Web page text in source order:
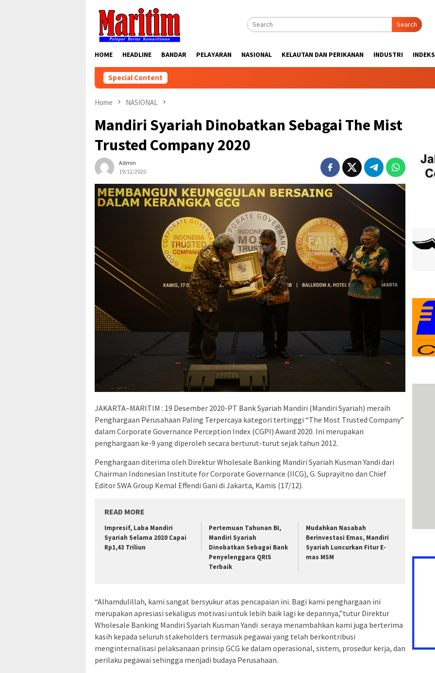
content
Search
HOME HEADLINE BANDAR PELAYARAN NASIONAL KELAUTAN DAN PERIKANAN INDUSTRI INDEKS
Special Content
Home NASIONAL
Mandiri Syariah Dinobatkan Sebagai The Mist
Trusted Company 2020
Admin
19/12/2020
JAKARTA–MARITIM : 19 Desember 2020-PT Bank Syariah Mandiri (Mandiri Syariah) meraih
Penghargaan Perusahaan Paling Terpercaya kategori tertinggi “The Most Trusted Company”
dalam Corporate Governance Perception Index (CGPI) Award 2020. Ini merupakan
penghargaan ke-9 yang diperoleh secara berturut-turut sejak tahun 2012.
Penghargaan diterima oleh Direktur Wholesale Banking Mandiri Syariah Kusman Yandi dari
Chairman Indonesian Institute for Corporate Governance (IICG), G. Suprayitno dan Chief
Editor SWA Group Kemal Effendi Gani di Jakarta, Kamis (17/12).
READ MORE
Impresif, Laba Mandiri
Syariah Selama 2020 Capai
Rp1,43 Triliun
Pertemuan Tahunan BI,
Mandiri Syariah
Dinobatkan Sebagai Bank
Penyelenggara QRIS
Terbaik
Mudahkan Nasabah
Berinvestasi Emas, Mandiri
Syariah Luncurkan Fitur E-
mas MSM
“Alhamdulillah, kami sangat bersyukur atas pencapaian ini. Bagi kami penghargaan ini
merupakan apresiasi sekaligus motivasi untuk lebih baik lagi ke depannya,”tutur Direktur
Wholesale Banking Mandiri Syariah Kusman Yandi seraya menambahkan kami juga berterima
kasih kepada seluruh stakeholders termasuk pegawai yang telah berkontribusi
menginternalisasi pelaksanaan prinsip GCG ke dalam operasional, sistem, prosedur kerja, dan
perilaku pegawai sehingga menjadi budaya Perusahaan.